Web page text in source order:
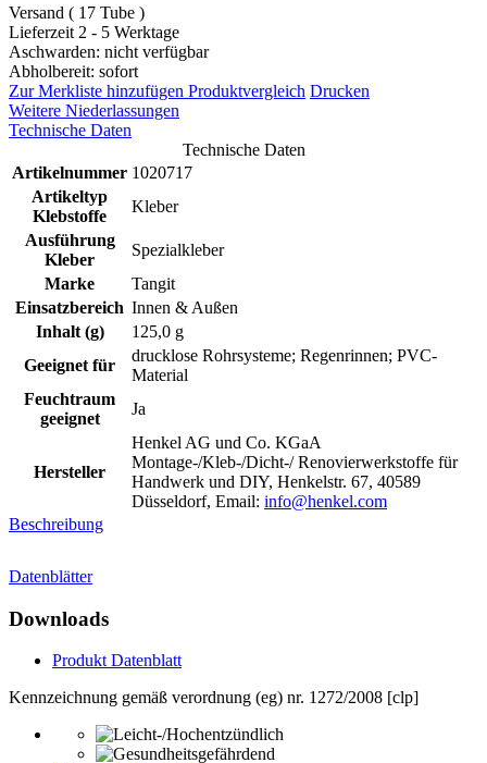
Versand ( 17 Tube )
Lieferzeit 2 - 5 Werktage
Aschwarden: nicht verfügbar
Abholbereit: sofort
Zur Merkliste hinzufügen Produktvergleich Drucken
Weitere Niederlassungen
Technische Daten
Technische Daten
Artikelnummer 1020717
Artikeltyp
Klebstoffe
Kleber
Ausführung
Kleber
Spezialkleber
Marke
Tangit
Einsatzbereich Innen & Außen
Inhalt (g)
125,0 g
Geeignet für
drucklose Rohrsysteme; Regenrinnen; PVC-
Material
Feuchtraum
geeignet
Ja
Hersteller
Henkel AG und Co. KGaA
Montage-/Kleb-/Dicht-/ Renovierwerkstoffe für
Handwerk und DIY, Henkelstr. 67, 40589
Düsseldorf, Email: info@henkel.com
Beschreibung
Datenblätter
Downloads
Produkt Datenblatt
Kennzeichnung gemäß verordnung (eg) nr. 1272/2008 [clp]